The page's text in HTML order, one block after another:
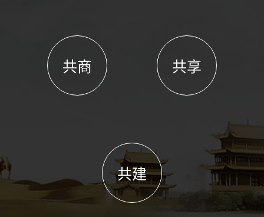
共商 共享
共建